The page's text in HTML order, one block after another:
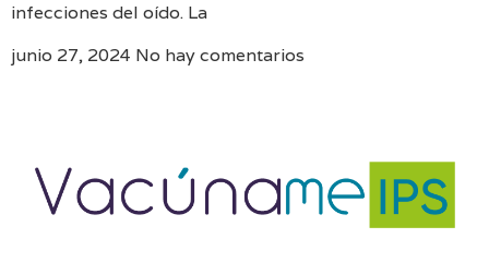
infecciones del oído. La
junio 27, 2024 No hay comentarios